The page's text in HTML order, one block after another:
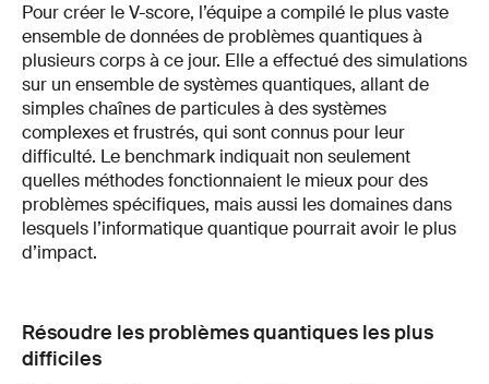
Pour créer le V-score, l’équipe a compilé le plus vaste
ensemble de données de problèmes quantiques à
plusieurs corps à ce jour. Elle a effectué des simulations
sur un ensemble de systèmes quantiques, allant de
simples chaînes de particules à des systèmes
complexes et frustrés, qui sont connus pour leur
difficulté. Le benchmark indiquait non seulement
quelles méthodes fonctionnaient le mieux pour des
problèmes spécifiques, mais aussi les domaines dans
lesquels l’informatique quantique pourrait avoir le plus
d’impact.
Résoudre les problèmes quantiques les plus
difficiles